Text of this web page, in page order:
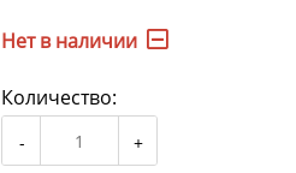
Нет в наличии
Количество: